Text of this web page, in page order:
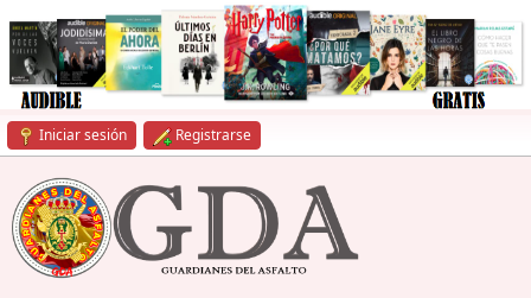
Iniciar sesión Registrarse